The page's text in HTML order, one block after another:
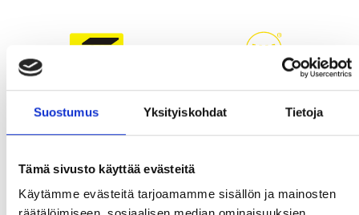
Suostumus Yksityiskohdat Tietoja
Tämä sivusto käyttää evästeitä
Käytämme evästeitä tarjoamamme sisällön ja mainosten